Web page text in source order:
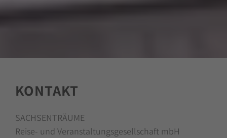
KONTAKT
SACHSENTRÄUME
Reise- und Veranstaltungsgesellschaft mbH